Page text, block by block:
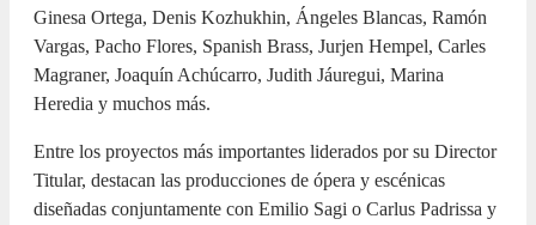
Ginesa Ortega, Denis Kozhukhin, Ángeles Blancas, Ramón
Vargas, Pacho Flores, Spanish Brass, Jurjen Hempel, Carles
Magraner, Joaquín Achúcarro, Judith Jáuregui, Marina
Heredia y muchos más.
Entre los proyectos más importantes liderados por su Director
Titular, destacan las producciones de ópera y escénicas
diseñadas conjuntamente con Emilio Sagi o Carlus Padrissa y